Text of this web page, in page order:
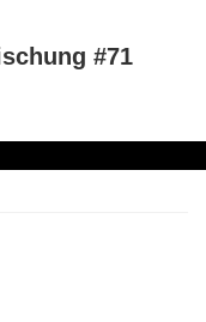
#71